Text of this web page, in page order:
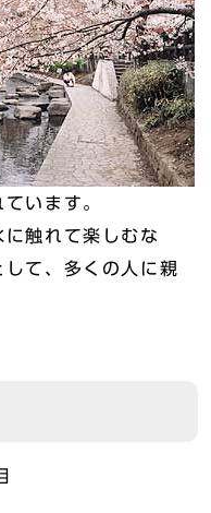
います。
触れて楽しむな
て、多くの人に親